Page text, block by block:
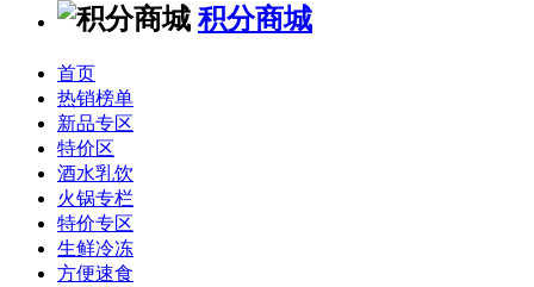
积分商城
首页
热销榜单
新品专区
特价区
酒水乳饮
火锅专栏
特价专区
生鲜冷冻
方便速食